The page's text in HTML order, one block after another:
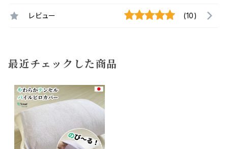
レビュー (10)
最近チェックした商品